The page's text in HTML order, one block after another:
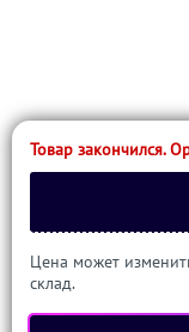
Товар закончился.
Цена может
склад.